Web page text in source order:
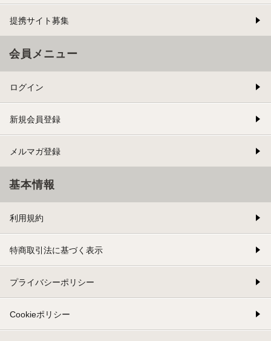
提携サイト募集
会員メニュー
ログイン
新規会員登録
メルマガ登録
基本情報
利用規約
特商取引法に基づく表示
プライバシーポリシー
Cookieポリシー